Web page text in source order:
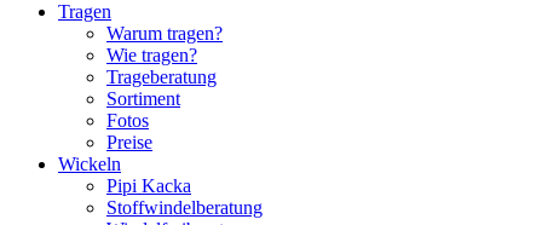
Tragen
Warum tragen?
Wie tragen?
Trageberatung
Sortiment
Fotos
Preise
Wickeln
Pipi Kacka
Stoffwindelberatung